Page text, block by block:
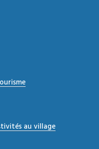
au village